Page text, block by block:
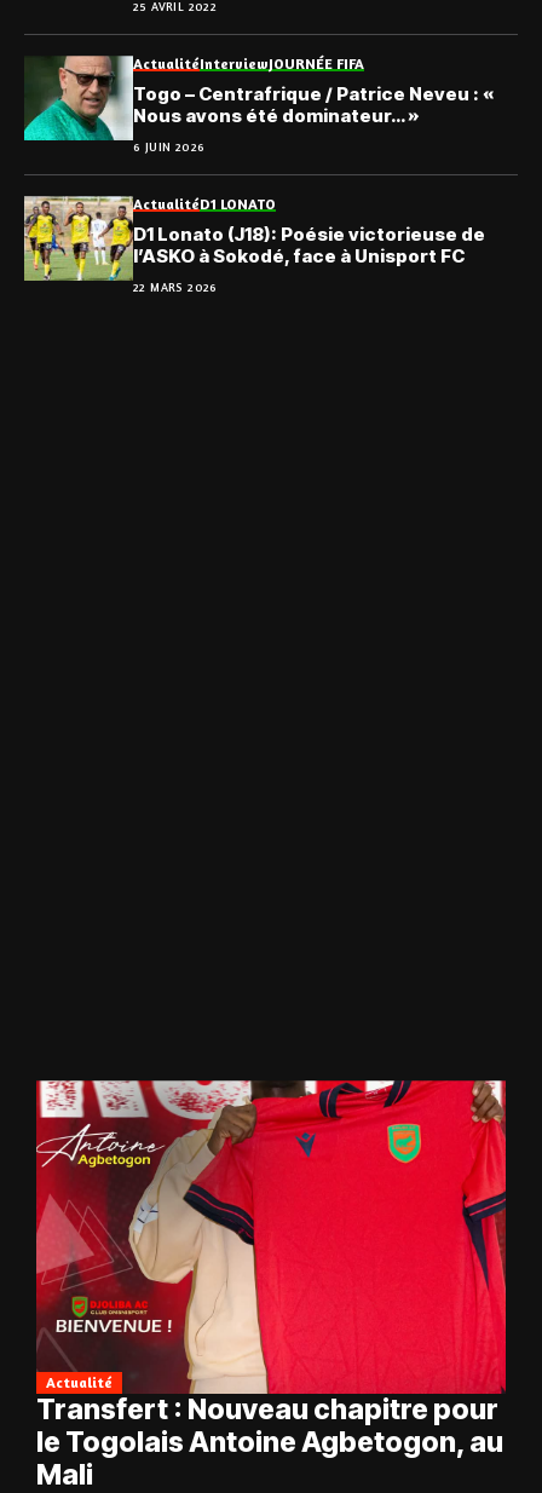
25 AVRIL 2022
ActualitéInterviewJOURNÉE FIFA
Togo – Centrafrique / Patrice Neveu : «
Nous avons été dominateur… »
6 JUIN 2026
ActualitéD1 LONATO
D1 Lonato (J18): Poésie victorieuse de
l’ASKO à Sokodé, face à Unisport FC
22 MARS 2026
Actualité
Transfert : Nouveau chapitre pour
le Togolais Antoine Agbetogon, au
Mali